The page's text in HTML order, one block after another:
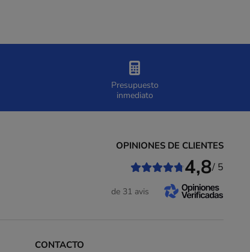
Presupuesto
inmediato
CONTACTO
OPINIONES DE CLIENTES
4,8/ 5
de 31 avis